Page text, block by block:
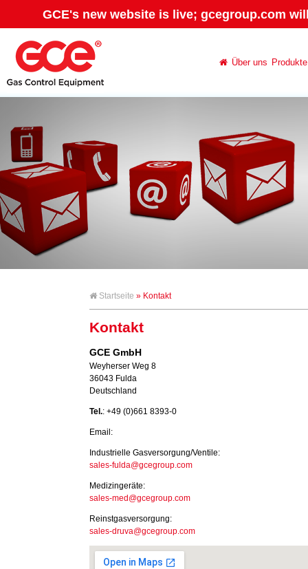
GCE's new website is live; gcegroup.com
Über uns Produkte
Startseite » Kontakt
Kontakt
GCE GmbH
Weyherser Weg 8
36043 Fulda
Deutschland
Tel.: +49 (0)661 8393-0
Email:
Industrielle Gasversorgung/Ventile:
sales-fulda@gcegroup.com
Medizingeräte:
sales-med@gcegroup.com
Reinstgasversorgung:
sales-druva@gcegroup.com